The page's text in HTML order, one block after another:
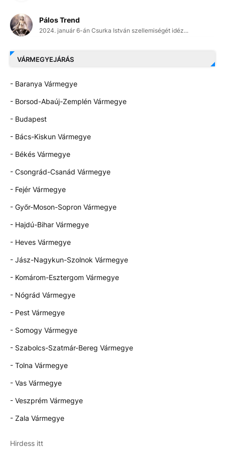
Pálos Trend
2024. január 6-án Csurka István szellemiségét idéz...
VÁRMEGYEJÁRÁS
- Baranya Vármegye
- Borsod-Abaúj-Zemplén Vármegye
- Budapest
- Bács-Kiskun Vármegye
- Békés Vármegye
- Csongrád-Csanád Vármegye
- Fejér Vármegye
- Győr-Moson-Sopron Vármegye
- Hajdú-Bihar Vármegye
- Heves Vármegye
- Jász-Nagykun-Szolnok Vármegye
- Komárom-Esztergom Vármegye
- Nógrád Vármegye
- Pest Vármegye
- Somogy Vármegye
- Szabolcs-Szatmár-Bereg Vármegye
- Tolna Vármegye
- Vas Vármegye
- Veszprém Vármegye
- Zala Vármegye
Hirdess itt